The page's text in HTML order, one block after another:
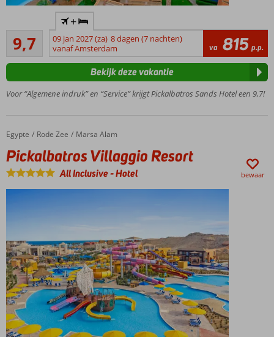
Direct aan
privéstrand
Aquapark
met
en oud
Maar liefst
restaurants
Ontspannen
in het Spa
Center
9,7Uitmuntend
3
beoordelingen
+
09 jan 2027 (za) 8 dagen (7 nachten)
vanaf Amsterdam
va 815 p.p.
Voor “Algemene indruk” en “Service” krijgt Pickalbatros Sands Hotel een 9,7!
Bekijk deze vakantie
Home
Egypte Rode Zee Marsa Alam
Pickalbatros Villaggio Resort
Pickalbatros Villaggio Resort
All Inclusive-Hotel bewaar